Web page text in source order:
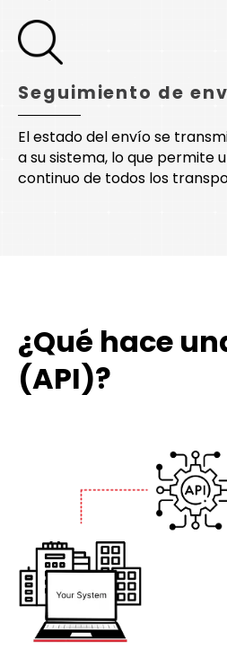
Seguimiento de
El estado del envío se
a su sistema, lo que permite
continuo de todos los
¿Qué hace
(API)?